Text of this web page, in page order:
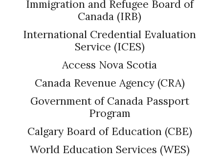
Immigration and Refugee Board of
Canada (IRB)
International Credential Evaluation
Service (ICES)
Access Nova Scotia
Canada Revenue Agency (CRA)
Government of Canada Passport
Program
Calgary Board of Education (CBE)
World Education Services (WES)